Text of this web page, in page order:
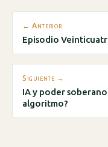
← Anterior
Episodio
Siguiente →
IA y poder
algoritmo?